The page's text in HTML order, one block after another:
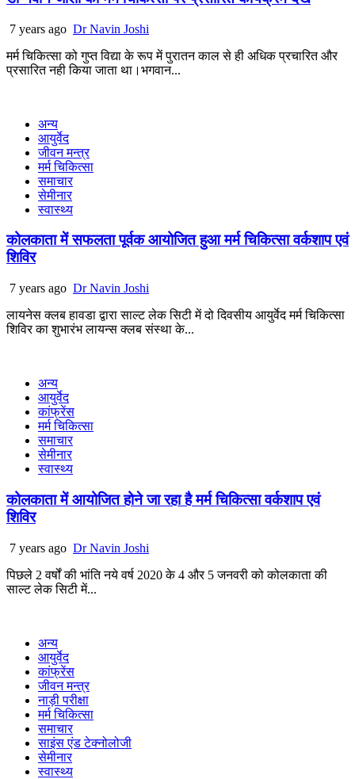
7 years ago Dr Navin Joshi
मर्म चिकित्सा को गुप्त विद्या के रूप में पुरातन काल से ही अधिक प्रचारित और
प्रसारित नही किया जाता था।भगवान...
अन्य
आयुर्वेद
जीवन मन्त्र
मर्म चिकित्सा
समाचार
सेमीनार
स्वास्थ्य
कोलकाता में सफलता पूर्वक आयोजित हुआ मर्म चिकित्सा वर्कशाप एवं
शिविर
7 years ago Dr Navin Joshi
लायनेस क्लब हावडा द्वारा साल्ट लेक सिटी में दो दिवसीय आयुर्वेद मर्म चिकित्सा
शिविर का शुभारंभ लायन्स क्लब संस्था के...
अन्य
आयुर्वेद
कांफ्रेंस
मर्म चिकित्सा
समाचार
सेमीनार
स्वास्थ्य
कोलकाता में आयोजित होने जा रहा है मर्म चिकित्सा वर्कशाप एवं
शिविर
7 years ago Dr Navin Joshi
पिछले 2 वर्षों की भांति नये वर्ष 2020 के 4 और 5 जनवरी को कोलकाता की
साल्ट लेक सिटी में...
अन्य
आयुर्वेद
कांफ्रेंस
जीवन मन्त्र
नाड़ी परीक्षा
मर्म चिकित्सा
समाचार
साइंस एंड टेक्नोलोजी
सेमीनार
स्वास्थ्य